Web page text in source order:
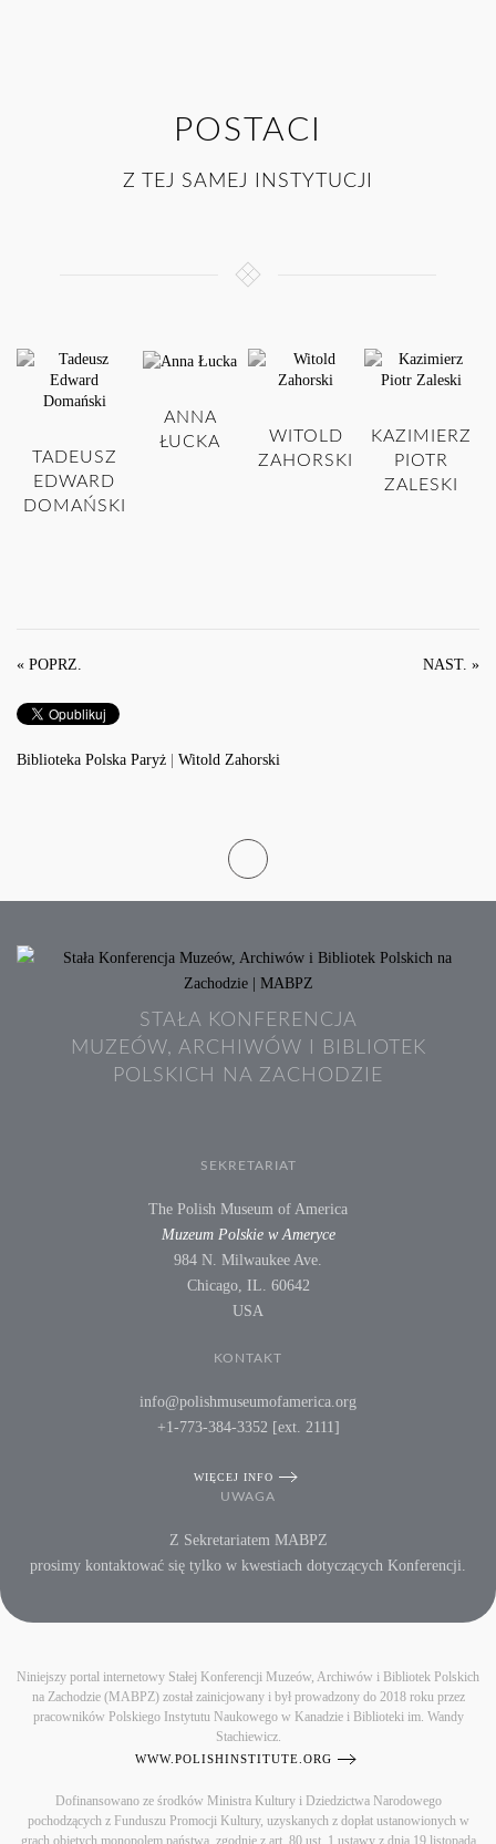
POSTACI
Z TEJ SAMEJ INSTYTUCJI
TADEUSZ
EDWARD
DOMAŃSKI
ANNA
ŁUCKA
WITOLD
ZAHORSKI
KAZIMIERZ
PIOTR
ZALESKI
« POPRZ. NAST. »
Biblioteka Polska Paryż Witold Zahorski
STAŁA KONFERENCJA
MUZEÓW, ARCHIWÓW I BIBLIOTEK
POLSKICH NA ZACHODZIE
SEKRETARIAT
The Polish Museum of America
Muzeum Polskie w Ameryce
984 N. Milwaukee Ave.
Chicago, IL. 60642
USA
KONTAKT
info@polishmuseumofamerica.org
+1-773-384-3352 [ext. 2111]
WIĘCEJ INFO
UWAGA
Z Sekretariatem MABPZ
prosimy kontaktować się tylko w kwestiach dotyczących Konferencji.
Niniejszy portal internetowy Stałej Konferencji Muzeów, Archiwów i Bibliotek Polskich
na Zachodzie (MABPZ) został zainicjowany i był prowadzony do 2018 roku przez
pracowników Polskiego Instytutu Naukowego w Kanadzie i Biblioteki im. Wandy
Stachiewicz.
WWW.POLISHINSTITUTE.ORG
Dofinansowano ze środków Ministra Kultury i Dziedzictwa Narodowego
pochodzących z Funduszu Promocji Kultury, uzyskanych z dopłat ustanowionych w
grach objętych monopolem państwa, zgodnie z art. 80 ust. 1 ustawy z dnia 19 listopada